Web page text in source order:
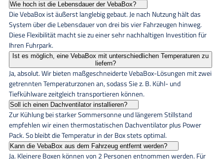
Wie hoch ist die Lebensdauer der VebaBox?
Die VebaBox ist äußerst langlebig gebaut. Je nach Nutzung hält das
System über die Lebensdauer von drei bis vier Fahrzeugen hinweg.
Diese Flexibilität macht sie zu einer sehr nachhaltigen Investition für
Ihren Fuhrpark.
Ist es möglich, eine VebaBox mit unterschiedlichen Temperaturen zu
liefern?
Ja, absolut. Wir bieten maßgeschneiderte VebaBox-Lösungen mit zwei
getrennten Temperaturzonen an, sodass Sie z. B. Kühl- und
Tiefkühlware zeitgleich transportieren können.
Soll ich einen Dachventilator installieren?
Zur Kühlung bei starker Sommersonne und längerem Stillstand
empfehlen wir einen thermostatischen Dachventilator plus Power
Pack. So bleibt die Temperatur in der Box stets optimal.
Kann die VebaBox aus dem Fahrzeug entfernt werden?
Ja. Kleinere Boxen können von 2 Personen entnommen werden. Für